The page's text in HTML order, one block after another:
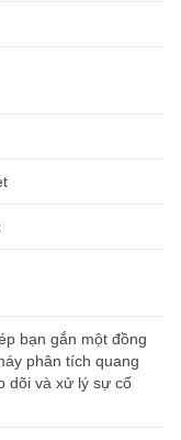
bạn gắn một đồng
phân tích quang
dõi và xử lý sự cố